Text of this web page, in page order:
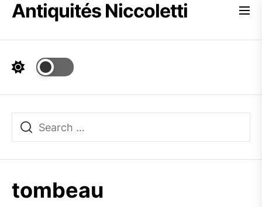
SkipAntiquités Niccoletti
tombeau